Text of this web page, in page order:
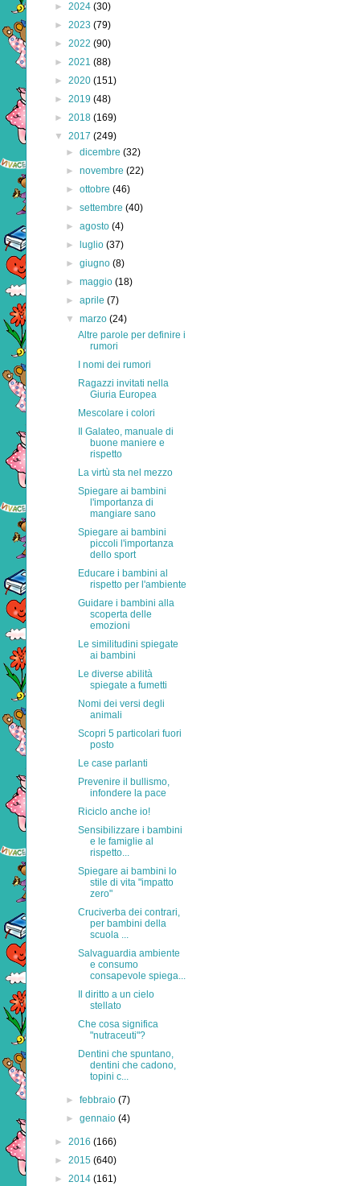
► 2024 (30)
► 2023 (79)
► 2022 (90)
► 2021 (88)
► 2020 (151)
► 2019 (48)
► 2018 (169)
▼ 2017 (249)
►dicembre(32)
►novembre(22)
►ottobre(46)
►settembre(40)
►agosto(4)
►
luglio(37)
►giugno(8)
►maggio(18)
►aprile(7)
▼marzo(24)
Altre parole per definire i
rumori
I nomi dei rumori
Ragazzi invitati nella
Giuria Europea
Mescolare i colori
Il Galateo, manuale di
buone maniere e
rispetto
La virtù sta nel mezzo
Spiegare ai bambini
l'importanza di
mangiare sano
Spiegare ai bambini
piccoli l'importanza
dello sport
Educare i bambini al
rispetto per l'ambiente
Guidare i bambini alla
scoperta delle
emozioni
Le similitudini spiegate
ai bambini
Le diverse abilità
spiegate a fumetti
Nomi dei versi degli
animali
Scopri 5 particolari fuori
posto
Le case parlanti
Prevenire il bullismo,
infondere la pace
Riciclo anche io!
Sensibilizzare i bambini
e le famiglie al
rispetto...
Spiegare ai bambini lo
stile di vita "impatto
zero"
Cruciverba dei contrari,
per bambini della
scuola ...
Salvaguardia ambiente
e consumo
consapevole spiega...
Il diritto a un cielo
stellato
Che cosa significa
"nutraceuti"?
Dentini che spuntano,
dentini che cadono,
topini c...
►febbraio(7)
►gennaio(4)
► 2016 (166)
► 2015 (640)
► 2014 (161)